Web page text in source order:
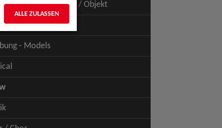
- Figur / Puppe / Objekt
- Talents
- Models
ALLE ZULASSEN